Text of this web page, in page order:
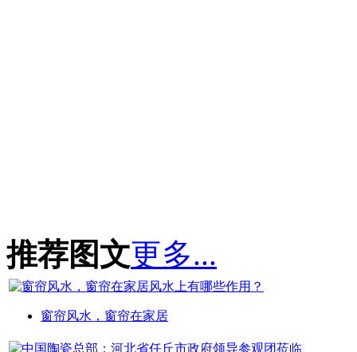
推荐图文更多...
窗帘风水，窗帘在家居